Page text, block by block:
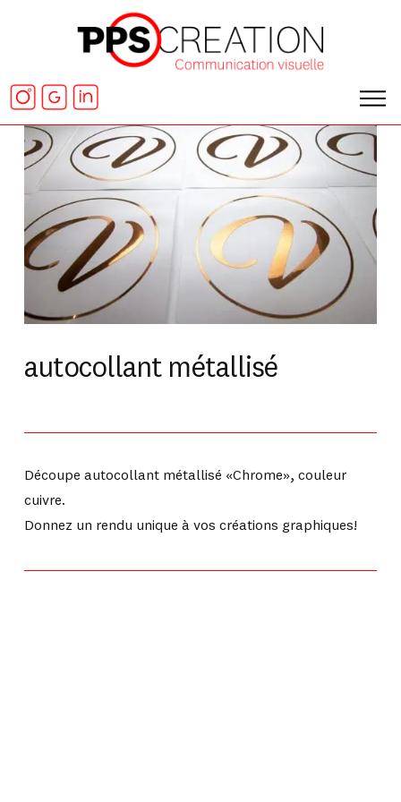
autocollant métallisé
Découpe autocollant métallisé «Chrome», couleur
cuivre.
Donnez un rendu unique à vos créations graphiques!